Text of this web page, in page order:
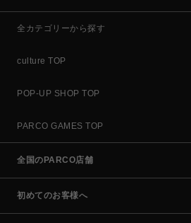
全カテゴリーから探す
culture TOP
POP-UP SHOP TOP
PARCO GAMES TOP
全国のPARCO店舗
初めてのお客様へ